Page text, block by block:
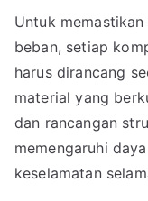
Untuk
beban, setiap
harus dirancang
material yang
dan rancangan
memengaruhi
keselamatan